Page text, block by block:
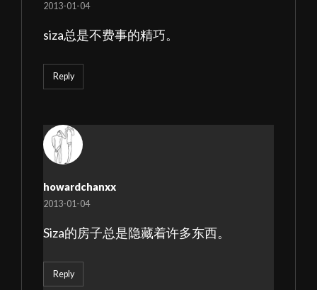
2013-01-04
siza总是不费事的精巧。
Reply
howardchanxx
2013-01-04
Siza的房子总是隐藏着许多东西。
Reply